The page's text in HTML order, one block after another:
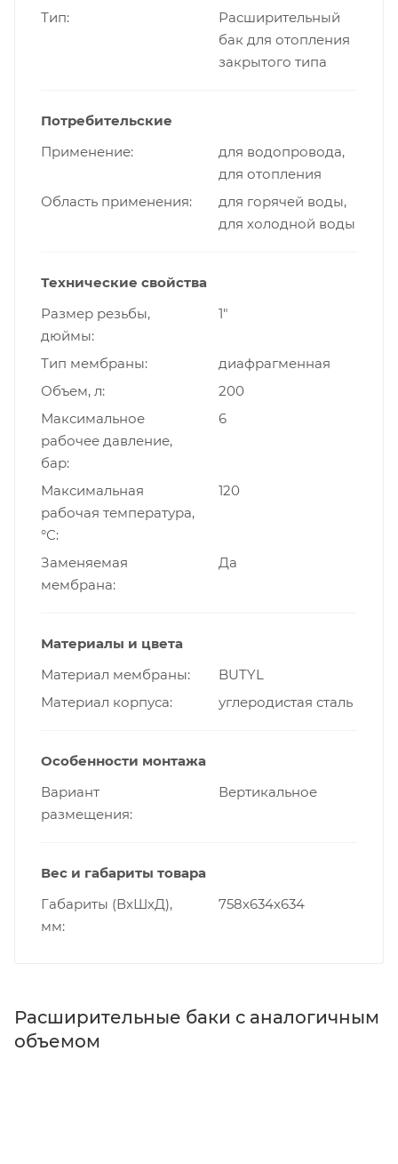
Тип
Расширительный
бак для отопления
закрытого типа
Потребительские
Применение
для водопровода,
для отопления
Область применения
для горячей воды,
для холодной воды
Технические свойства
Размер резьбы,
дюймы
1"
Тип мембраны
диафрагменная
Объем, л
200
Максимальное
рабочее давление,
бар
6
Максимальная
рабочая температура,
°С
120
Заменяемая
мембрана
Да
Материалы и цвета
Материал мембраны
BUTYL
Материал корпуса
углеродистая сталь
Особенности монтажа
Вариант
размещения
Вертикальное
Вес и габариты товара
Габариты (ВхШхД),
мм
758х634x634
Расширительные баки с аналогичным
объемом